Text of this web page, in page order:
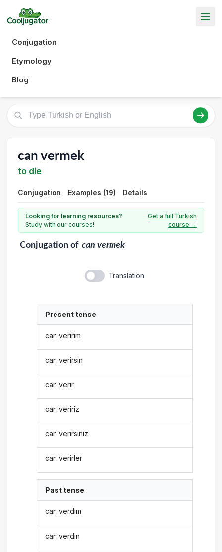
Conjugation
Etymology
Blog
can vermek
to die
Conjugation Examples (19) Details
Looking for learning resources?
Study with our courses!
Get a full Turkish
course →
Conjugationof can vermek
Translation
Present tense
can veririm
can verirsin
can verir
can veririz
can verirsiniz
can verirler
Past tense
can verdim
can verdin